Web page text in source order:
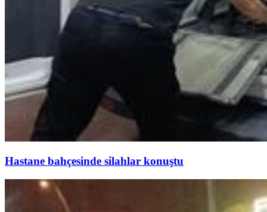
Hastane bahçesinde silahlar konuştu